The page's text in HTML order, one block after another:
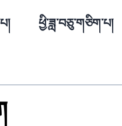
ཕྱི་ཟླ་བཅུ་གཅིག་པ།